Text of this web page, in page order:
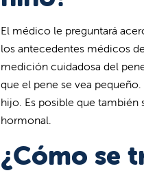
El médico le preguntará
los antecedentes médicos
medición cuidadosa del
que el pene se vea
hijo. Es posible que también
hormonal.
¿Cómo se